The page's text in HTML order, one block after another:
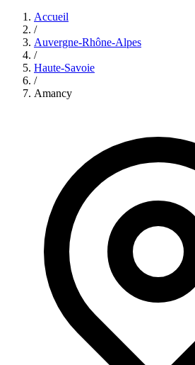
Accueil
/
Auvergne-Rhône-Alpes
/
Haute-Savoie
/
Amancy